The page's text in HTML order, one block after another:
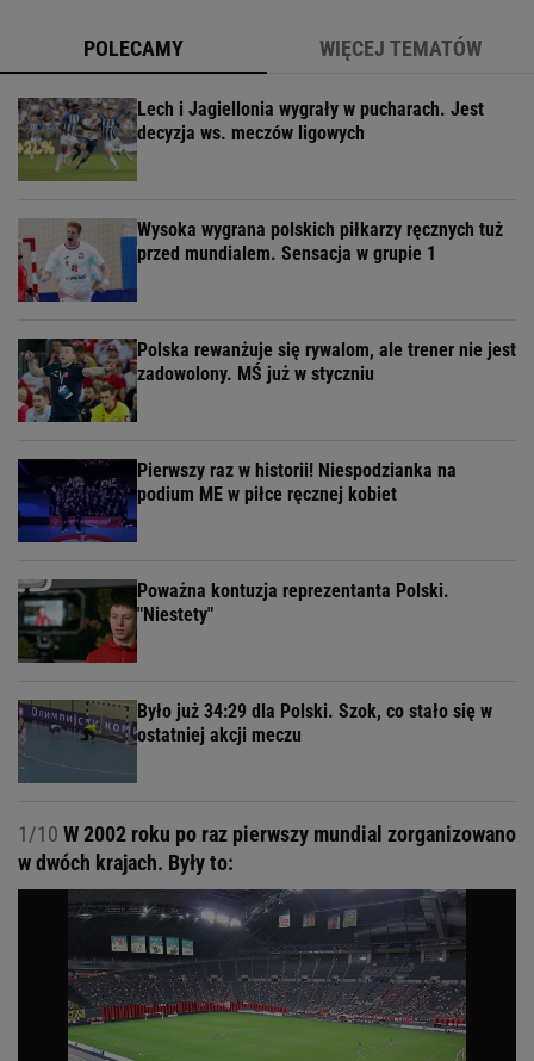
POLECAMY WIĘCEJ TEMATÓW
Lech i Jagiellonia wygrały w pucharach. Jest
decyzja ws. meczów ligowych
Wysoka wygrana polskich piłkarzy ręcznych tuż
przed mundialem. Sensacja w grupie 1
Polska rewanżuje się rywalom, ale trener nie jest
zadowolony. MŚ już w styczniu
Pierwszy raz w historii! Niespodzianka na
podium ME w piłce ręcznej kobiet
Poważna kontuzja reprezentanta Polski.
"Niestety"
Było już 34:29 dla Polski. Szok, co stało się w
ostatniej akcji meczu
1/10 W 2002 roku po raz pierwszy mundial zorganizowano
w dwóch krajach. Były to: